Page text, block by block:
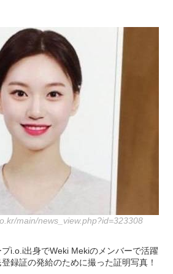
main/news_view.php?id=323308
i.o.i出身でWeki Mekiのメンバーで活躍
録証の発給のために撮った証明写真！